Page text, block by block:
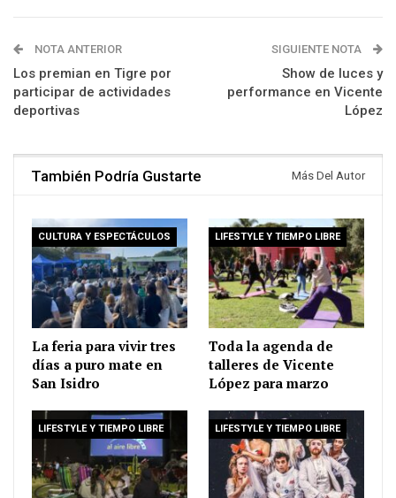
NOTA ANTERIOR
Los premian en Tigre por
participar de actividades
deportivas
SIGUIENTE NOTA
Show de luces y
performance en Vicente
López
También Podría Gustarte Más Del Autor
CULTURA Y ESPECTÁCULOS
La feria para vivir tres
días a puro mate en
San Isidro
LIFESTYLE Y TIEMPO LIBRE
Toda la agenda de
talleres de Vicente
López para marzo
LIFESTYLE Y TIEMPO LIBRE LIFESTYLE Y TIEMPO LIBRE